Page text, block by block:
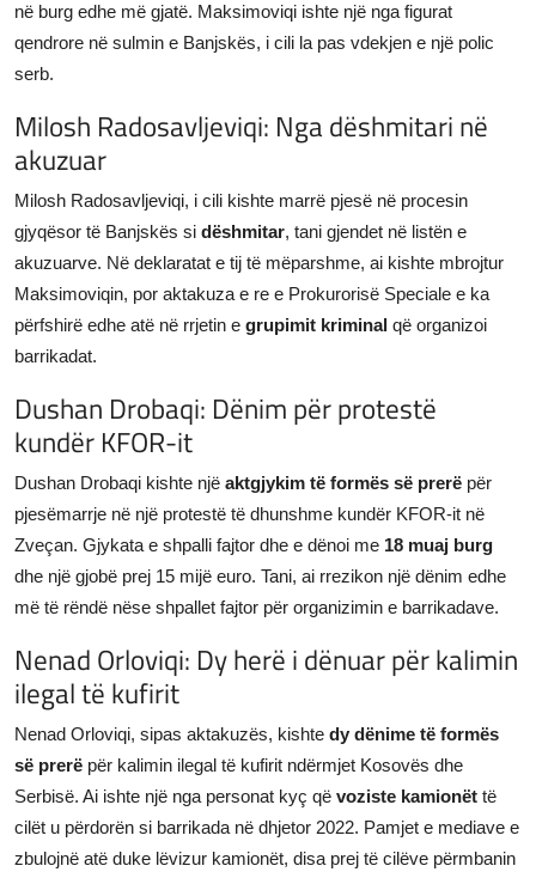
në burg edhe më gjatë. Maksimoviqi ishte një nga figurat
qendrore në sulmin e Banjskës, i cili la pas vdekjen e një polic
serb.
Milosh Radosavljeviqi: Nga dëshmitari në
akuzuar
Milosh Radosavljeviqi, i cili kishte marrë pjesë në procesin
gjyqësor të Banjskës si dëshmitar, tani gjendet në listën e
akuzuarve. Në deklaratat e tij të mëparshme, ai kishte mbrojtur
Maksimoviqin, por aktakuza e re e Prokurorisë Speciale e ka
përfshirë edhe atë në rrjetin e grupimit kriminal që organizoi
barrikadat.
Dushan Drobaqi: Dënim për protestë
kundër KFOR-it
Dushan Drobaqi kishte një aktgjykim të formës së prerë për
pjesëmarrje në një protestë të dhunshme kundër KFOR-it në
Zveçan. Gjykata e shpalli fajtor dhe e dënoi me 18 muaj burg
dhe një gjobë prej 15 mijë euro. Tani, ai rrezikon një dënim edhe
më të rëndë nëse shpallet fajtor për organizimin e barrikadave.
Nenad Orloviqi: Dy herë i dënuar për kalimin
ilegal të kufirit
Nenad Orloviqi, sipas aktakuzës, kishte dy dënime të formës
së prerë për kalimin ilegal të kufirit ndërmjet Kosovës dhe
Serbisë. Ai ishte një nga personat kyç që voziste kamionët të
cilët u përdorën si barrikada në dhjetor 2022. Pamjet e mediave e
zbulojnë atë duke lëvizur kamionët, disa prej të cilëve përmbanin